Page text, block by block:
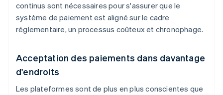
continus sont nécessaires pour s'assurer que le
système de paiement est aligné sur le cadre
réglementaire, un processus coûteux et chronophage.
Acceptation des paiements dans davantage
d'endroits
Les plateformes sont de plus en plus conscientes que